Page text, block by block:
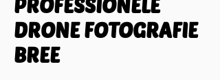
DRONE FOTOGRAFIE
BREE